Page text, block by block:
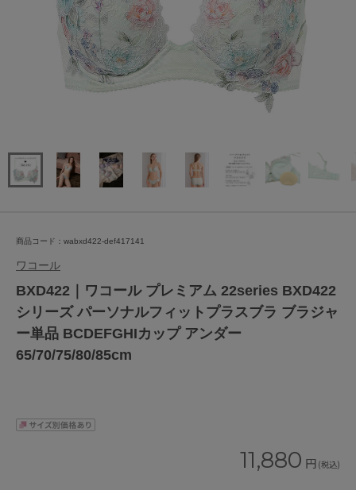
商品コード：wabxd422-def417141
ワコール
BXD422｜ワコール プレミアム 22series BXD422
シリーズ パーソナルフィットプラスブラ ブラジャ
ー単品 BCDEFGHIカップ アンダー
65/70/75/80/85cm
11,880 円 (税込)